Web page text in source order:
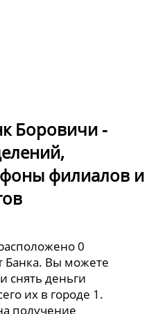
Боровичи -
филиалов и
0
Банка. Вы можете
снять деньги
их в городе 1.
получение